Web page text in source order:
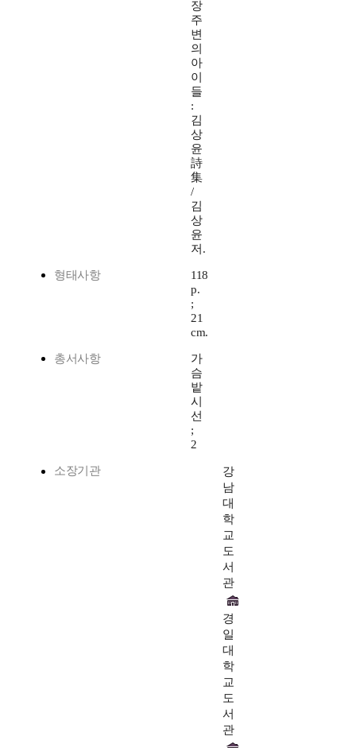
장
주
변
의
아
이
들
:
김
상
윤
詩
集
/
김
상
윤
저.
형태사항
118
p.
;
21
cm.
총서사항
가
슴
밭
시
선
;
2
소장기관
강
남
대
학
교
도
서
관
경
일
대
학
교
도
서
관